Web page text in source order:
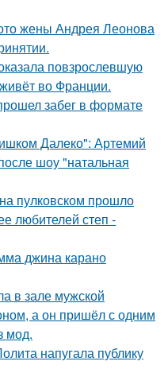
жены Андрея Леонова
повзрослевшую
во Франции.
забег в формате
Далеко": Артемий
шоу "натальная
пулковском прошло
любителей степ -
джина карано
в зале мужской
а он пришёл с одним
мод.
напугала публику